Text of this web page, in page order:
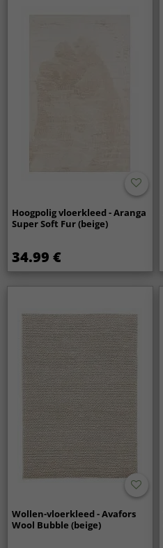
Hoogpolig vloerkleed - Aranga
Super Soft Fur (beige)
34.99 €
Wollen-vloerkleed - Avafors
Wool Bubble (beige)